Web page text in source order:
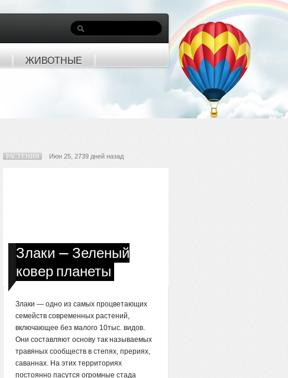
ЖИВОТНЫЕ
РАСТЕНИЯ Июн 25, 2739 дней назад
Злаки — Зеленый
ковер планеты
Злаки — одно из самых процветающих
семейств современных растений,
включа­ющее без малого 10тыс. видов.
Они составляют основу так называемых
травяных сообществ в степях, прериях,
саваннах. На этих территориях
постоянно пасутся огромные стада